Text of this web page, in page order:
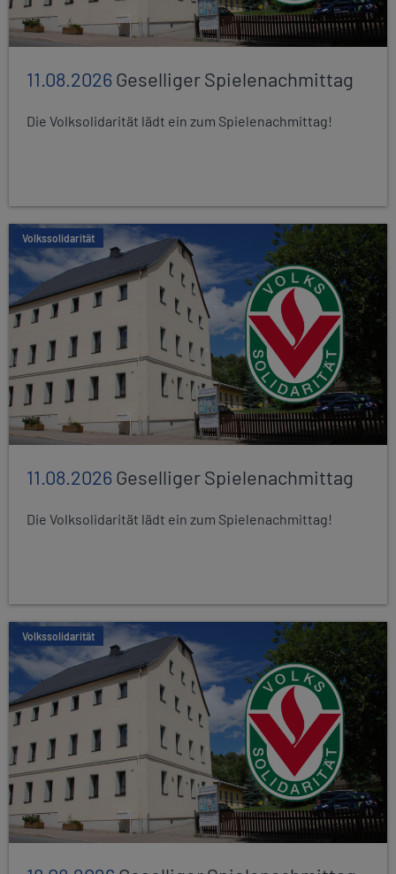
11.08.2026Geselliger Spielenachmittag
Die Volksolidarität lädt ein zum Spielenachmittag!
Volkssolidarität
11.08.2026Geselliger Spielenachmittag
Die Volksolidarität lädt ein zum Spielenachmittag!
Volkssolidarität